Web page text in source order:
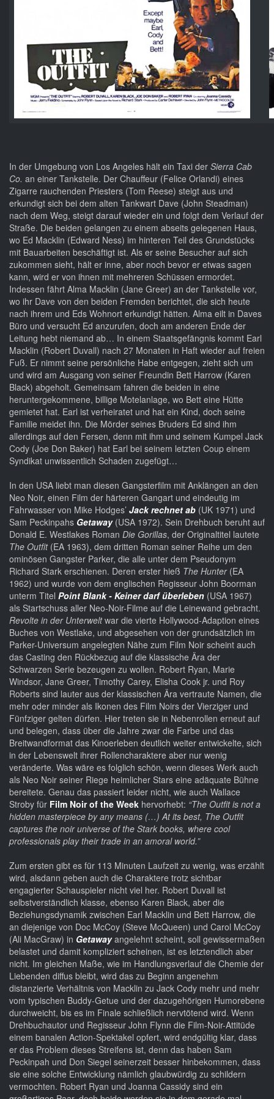
In der Umgebung von Los Angeles hält ein Taxi der Sierra Cab
Co. an einer Tankstelle. Der Chauffeur (Felice Orlandi) eines
Zigarre rauchenden Priesters (Tom Reese) steigt aus und
erkundigt sich bei dem alten Tankwart Dave (John Steadman)
nach dem Weg, steigt darauf wieder ein und folgt dem Verlauf der
Straße. Die beiden gelangen zu einem abseits gelegenen Haus,
wo Ed Macklin (Edward Ness) im hinteren Teil des Grundstücks
mit Bauarbeiten beschäftigt ist. Als er seine Besucher auf sich
zukommen sieht, hält er inne, aber noch bevor er etwas sagen
kann, wird er von ihnen mit mehreren Schüssen ermordet.
Indessen fährt Alma Macklin (Jane Greer) an der Tankstelle vor,
wo ihr Dave von den beiden Fremden berichtet, die sich heute
nach ihrem und Eds Wohnort erkundigt hätten. Alma eilt in Daves
Büro und versucht Ed anzurufen, doch am anderen Ende der
Leitung hebt niemand ab… In einem Staatsgefängnis kommt Earl
Macklin (Robert Duvall) nach 27 Monaten in Haft wieder auf freien
Fuß. Er nimmt seine persönliche Habe entgegen, zieht sich um
und wird am Ausgang von seiner Freundin Bett Harrow (Karen
Black) abgeholt. Gemeinsam fahren die beiden in eine
heruntergekommene, billige Motelanlage, wo Bett eine Hütte
gemietet hat. Earl ist verheiratet und hat ein Kind, doch seine
Familie meidet ihn. Die Mörder seines Bruders Ed sind ihm
allerdings auf den Fersen, denn mit ihm und seinem Kumpel Jack
Cody (Joe Don Baker) hat Earl bei seinem letzten Coup einem
Syndikat unwissentlich Schaden zugefügt…
In den USA liebt man diesen Gangsterfilm mit Anklängen an den
Neo Noir, einen Film der härteren Gangart und eindeutig im
Fahrwasser von Mike Hodges’ Jack rechnet ab (UK 1971) und
Sam Peckinpahs Getaway(USA 1972). Sein Drehbuch beruht auf
Donald E. Westlakes Roman Die Gorillas, der Originaltitel lautete
The Outfit(EA 1963), dem dritten Roman seiner Reihe um den
ominösen Gangster Parker, die alle unter dem Pseudonym
Richard Stark erschienen. Deren erster hieß The Hunter(EA
1962) und wurde von dem englischen Regisseur John Boorman
unterm Titel Point Blank - Keiner darf überleben (USA 1967)
als Startschuss aller Neo-Noir-Filme auf die Leinewand gebracht.
Revolte in der Unterweltwar die vierte Hollywood-Adaption eines
Buches von Westlake, und abgesehen von der grundsätzlich im
Parker-Universum angelegten Nähe zum Film Noir scheint auch
das Casting den Rückbezug auf die klassische Ära der
Schwarzen Serie bezeugen zu wollen. Robert Ryan, Marie
Windsor, Jane Greer, Timothy Carey, Elisha Cook jr. und Roy
Roberts sind lauter aus der klassischen Ära vertraute Namen, die
mehr oder minder als Ikonen des Film Noirs der Vierziger und
Fünfziger gelten dürfen. Hier treten sie in Nebenrollen erneut auf
und belegen, dass über die Jahre zwar die Farbe und das
Breitwandformat das Kinoerleben deutlich weiter entwickelte, sich
in der Lebenswelt ihrer Rollencharaktere aber nur wenig
veränderte. Was wäre es folglich schön, wenn dieses Werk auch
als Neo Noir seiner Riege heimlicher Stars eine adäquate Bühne
bereitete. Genau das passiert leider nicht, wie auch Wallace
Stroby für Film Noir of the Week hervorhebt: “The Outfitis not a
hidden masterpiece by any means (…) At its best, The Outfit
captures the noir universe of the Stark books, where cool
professionals play their trade in an amoral world.”
Zum ersten gibt es für 113 Minuten Laufzeit zu wenig, was erzählt
wird, alsdann geben auch die Charaktere trotz sichtbar
engagierter Schauspieler nicht viel her. Robert Duvall ist
selbstverständlich klasse, ebenso Karen Black, aber die
Beziehungsdynamik zwischen Earl Macklin und Bett Harrow, die
an diejenige von Doc McCoy (Steve McQueen) und Carol McCoy
(Ali MacGraw) in Getawayangelehnt scheint, soll gewissermaßen
belastet und damit kompliziert scheinen, ist es letztendlich aber
nicht. Im gleichen Maße, wie im Handlungsverlauf die Chemie der
Liebenden diffus bleibt, wird das zu Beginn angenehm
distanzierte Verhältnis von Macklin zu Jack Cody mehr und mehr
vom typischen Buddy-Getue und der dazugehörigen Humorebene
durchweicht, bis es im Finale schließlich nervtötend wird. Wenn
Drehbuchautor und Regisseur John Flynn die Film-Noir-Attitüde
einem banalen Action-Spektakel opfert, wird endgültig klar, dass
er das Problem dieses Streifens ist, denn das haben Sam
Peckinpah und Don Siegel seinerzeit besser hinbekommen, dass
sie eine solche Entwicklung nämlich glaubwürdig zu schildern
vermochten. Robert Ryan und Joanna Cassidy sind ein